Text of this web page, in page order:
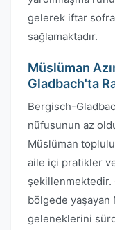
gelerek iftar
sağlamaktadır.
Müslüman
Gladbach'ta
Bergisch-
nüfusunun az
Müslüman
aile içi pratikler
bölgede yaşayan
geleneklerini